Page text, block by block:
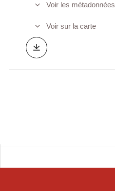
Voir les métadonnées
Voir sur la carte